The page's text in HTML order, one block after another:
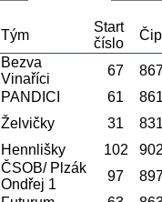
Tým
Start
číslo
Čip
Bezva
Vinaříci
67
PANDICI 61
Želvičky 31
Hennlišky 102
ČSOB/ Plzák
Ondřej 1
97